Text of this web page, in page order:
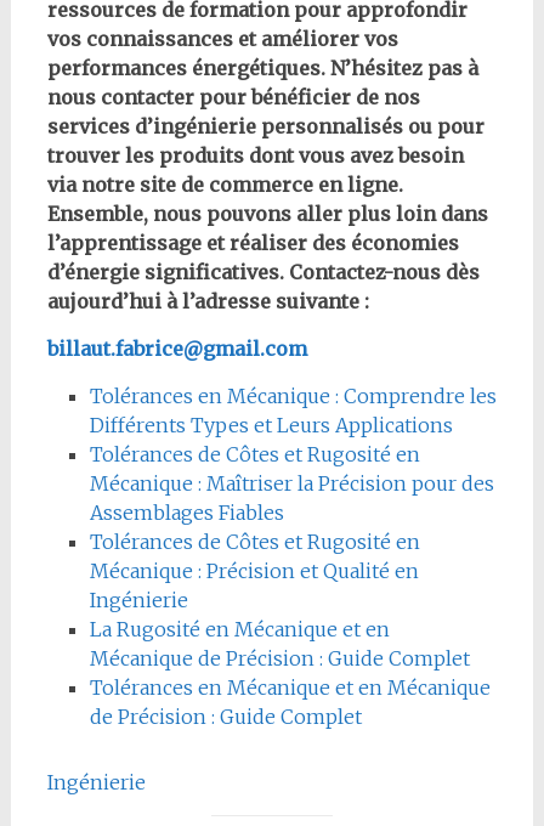
ressources de formation pour approfondir
vos connaissances et améliorer vos
performances énergétiques. N’hésitez pas à
nous contacter pour bénéficier de nos
services d’ingénierie personnalisés ou pour
trouver les produits dont vous avez besoin
via notre site de commerce en ligne.
Ensemble, nous pouvons aller plus loin dans
l’apprentissage et réaliser des économies
d’énergie significatives. Contactez-nous dès
aujourd’hui à l’adresse suivante :
billaut.fabrice@gmail.com
Tolérances en Mécanique : Comprendre les
Différents Types et Leurs Applications
Tolérances de Côtes et Rugosité en
Mécanique : Maîtriser la Précision pour des
Assemblages Fiables
Tolérances de Côtes et Rugosité en
Mécanique : Précision et Qualité en
Ingénierie
La Rugosité en Mécanique et en
Mécanique de Précision : Guide Complet
Tolérances en Mécanique et en Mécanique
de Précision : Guide Complet
Ingénierie